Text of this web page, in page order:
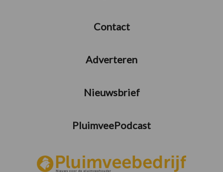
Contact
Adverteren
Nieuwsbrief
PluimveePodcast